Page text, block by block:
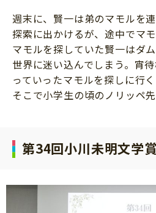
週末に、賢一は弟のマモルを
探索に出かけるが、途中でマ
マモルを探していた賢一はダ
世界に迷い込んでしまう。宵
っていったマモルを探しに行
そこで小学生の頃のノリッペ先
第34回小川未明文学